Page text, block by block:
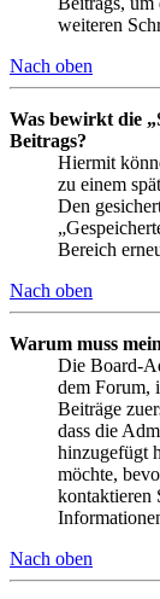
weiteren
Nach oben
Was bewirkt die
Beitrags?
Hiermit
zu einem
Den
Bereich
Nach oben
Warum muss
Die Board-
dem Forum,
Beiträge
dass die
hinzugefügt
möchte,
kontaktieren
Nach oben